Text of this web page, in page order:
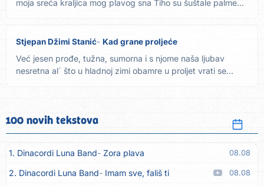
moja sreća kraljica mog plavog sna Tiho su šuštale palme...
Stjepan Džimi Stanić Kad grane proljeće
Već jesen prođe, tužna, sumorna i s njome naša ljubav
nesretna al´ što u hladnoj zimi obamre u proljet vrati se
100 novih tekstova
1. Dinacordi Luna Band Zora plava 08.08
2. Dinacordi Luna Band Imam sve, fališ ti 08.08